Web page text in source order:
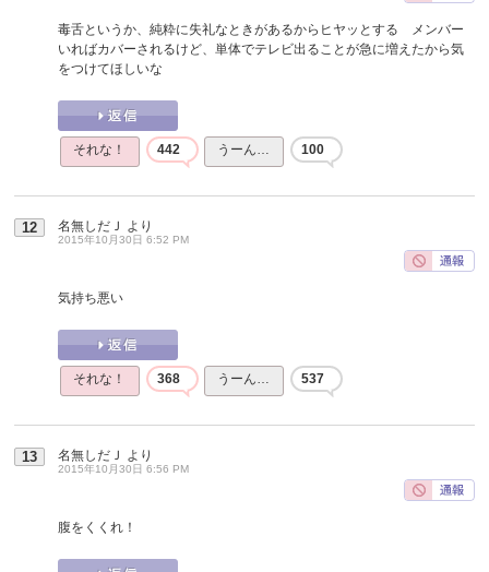
毒舌というか、純粋に失礼なときがあるからヒヤッとする メンバー
いればカバーされるけど、単体でテレビ出ることが急に増えたから気
をつけてほしいな
それな！ 442 うーん… 100
12 名無しだＪ より
2015年10月30日 6:52 PM
気持ち悪い
それな！ 368 うーん… 537
13 名無しだＪ より
2015年10月30日 6:56 PM
腹をくくれ！